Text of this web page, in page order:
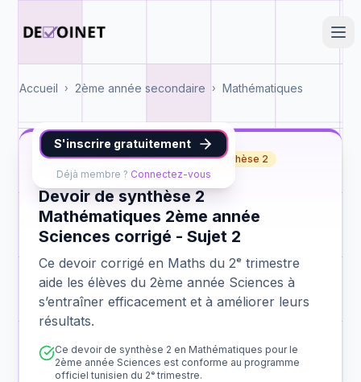
Accueil › 2ème année secondaire › Mathématiques
S'inscrire gratuitement
Déjà membre ? Connectez-vous
Maths 2ème année Sciences synthèse 2
Devoir de synthèse 2
Mathématiques 2ème année
Sciences corrigé - Sujet 2
Ce devoir corrigé en Maths du 2ᵉ trimestre
aide les élèves du 2ème année Sciences à
s’entraîner efficacement et à améliorer leurs
résultats.
Ce devoir de synthèse 2 en Mathématiques pour le
2ème année Sciences est conforme au programme
officiel tunisien du 2ᵉ trimestre.